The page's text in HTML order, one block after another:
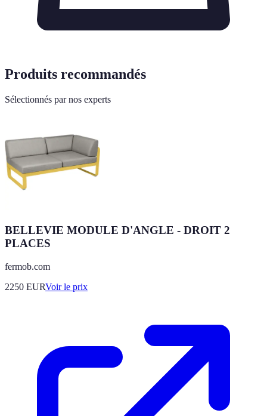
Produits recommandés
Sélectionnés par nos experts
BELLEVIE MODULE D'ANGLE - DROIT 2
PLACES
fermob.com
2250 EURVoir le prix